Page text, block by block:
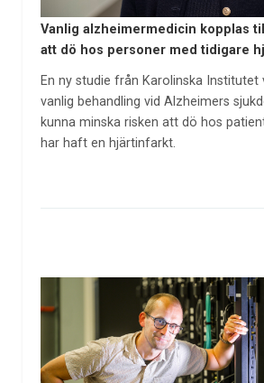
Vanlig alzheimermedicin kopplas
att dö hos personer med tidigare
En ny studie från Karolinska Institutet
vanlig behandling vid Alzheimers
kunna minska risken att dö hos
har haft en hjärtinfarkt.